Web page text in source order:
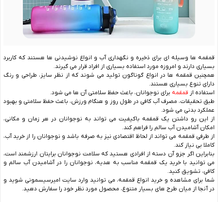
قمقمه ها وسیله ای برای ذخیره و نگهداری آب و انواع نوشیدنی ها هستند که کاربرد
بسیاری دارند و امروزه مورد استفاده بسیاری از افراد قرار می گیرند.
همچنین قمقمه ها در انواع گوناگون تولید می شوند که از نظر سایز، طراحی و رنگ
دارای تنوع بسیاری هستند.
استفاده از قمقمه برای نوجوانان، باعث حفظ سلامتی آن ‌ها می ‌شود.
طبق تحقیقات، مصرف آب کافی در طول روز و هنگام ورزش، باعث حفظ سلامتی و بهبود
عملکرد بدنی می ‌شود.
از این رو داشتن یک قمقمه باکیفیت می تواند به نوجوانان در هر زمان و مکانی،
امکان آشامیدن آب سالم را فراهم کند.
از طرفی قمقمه می تواند از لحاظ اقتصادی نیز به صرفه باشد و نوجوانان را از خرید آب،
کاملا بی نیاز کند.
بنابراین اگر جزو آن دسته از افرادی هستید که سلامت نوجوانان برایتان ارزشمند است،
می توانید با خرید یک قمقمه مناسب به هدیه، نوجوانان را در آشامیدن آب سالم و
کافی، تشویق کنید.
شما برای مشاهده و خرید انواع قمقمه، می توانید وارد سایت امیرسیسمونی شوید و
در آنجا از میان طرح های بسیار متنوع، محصول مورد نظر خود را سفارش دهید.